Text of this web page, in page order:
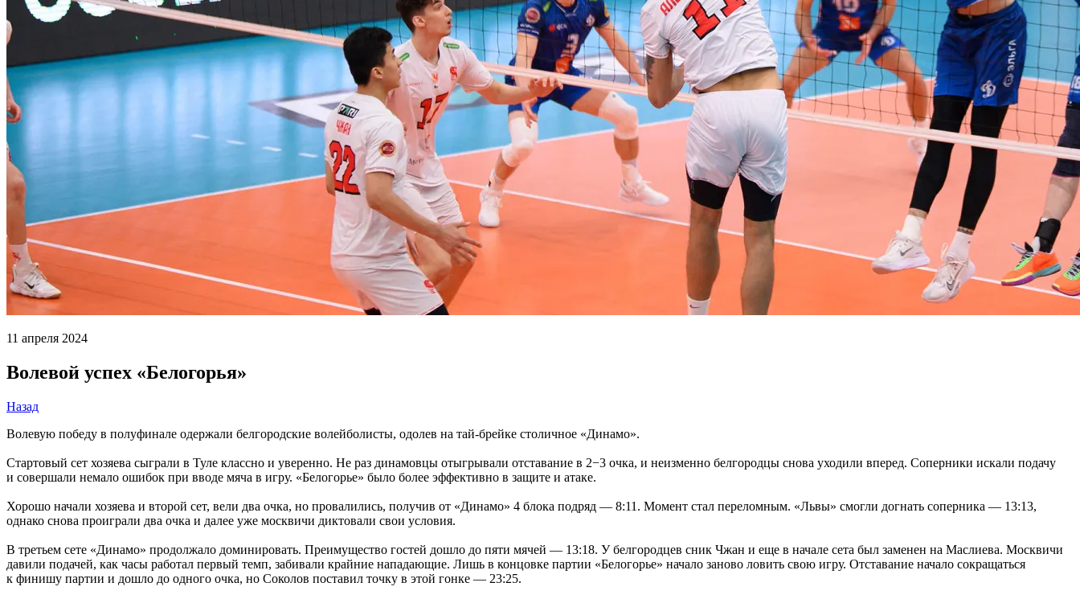
11 апреля 2024
Волевой успех «Белогорья»
Назад
Волевую победу в полуфинале одержали белгородские волейболисты, одолев на тай-брейке столичное «Динамо».
Стартовый сет хозяева сыграли в Туле классно и уверенно. Не раз динамовцы отыгрывали отставание в 2−3 очка, и неизменно белгородцы снова уходили вперед. Соперники искали подачу
и совершали немало ошибок при вводе мяча в игру. «Белогорье» было более эффективно в защите и атаке.
Хорошо начали хозяева и второй сет, вели два очка, но провалились, получив от «Динамо» 4 блока подряд — 8:11. Момент стал переломным. «Львы» смогли догнать соперника — 13:13,
однако снова проиграли два очка и далее уже москвичи диктовали свои условия.
В третьем сете «Динамо» продолжало доминировать. Преимущество гостей дошло до пяти мячей — 13:18. У белгородцев сник Чжан и еще в начале сета был заменен на Маслиева. Москвичи
давили подачей, как часы работал первый темп, забивали крайние нападающие. Лишь в концовке партии «Белогорье» начало заново ловить свою игру. Отставание начало сокращаться
к финишу партии и дошло до одного очка, но Соколов поставил точку в этой гонке — 23:25.